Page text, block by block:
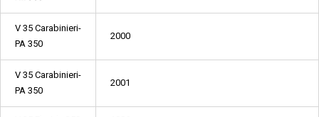
V 35 Carabinieri-
PA 350
2000
V 35 Carabinieri-
PA 350
2001